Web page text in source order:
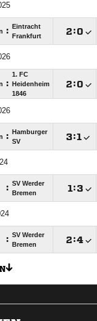
:
Eintracht
Frankfurt
:
:
1. FC
Heidenheim
1846
:
:
Hamburger
SV
:
: SV Werder
Bremen
:
: SV Werder
Bremen
: